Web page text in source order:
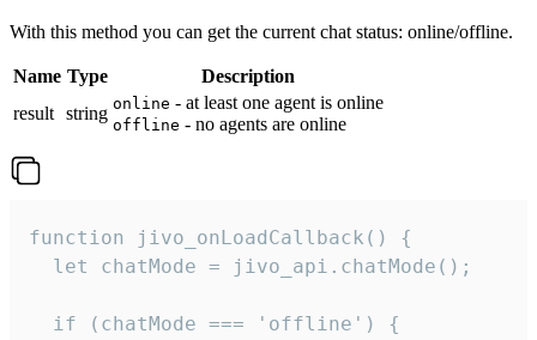
With this method you can get the current chat status: online/offline.
Name Type
Description
result string online - at least one agent is online
offline - no agents are online
function jivo_onLoadCallback() {
  let chatMode = jivo_api.chatMode();
  if (chatMode === 'offline') {